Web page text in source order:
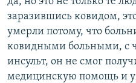
заразившись ковидом,
умерли потому, что
ковидными больными, с
инсульт, он не смог
медицинскую помощь и